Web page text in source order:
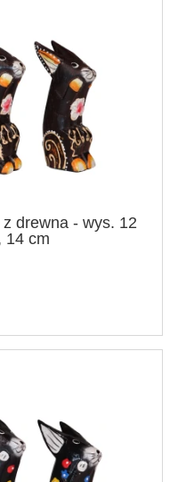
drewna - wys. 12
14 cm